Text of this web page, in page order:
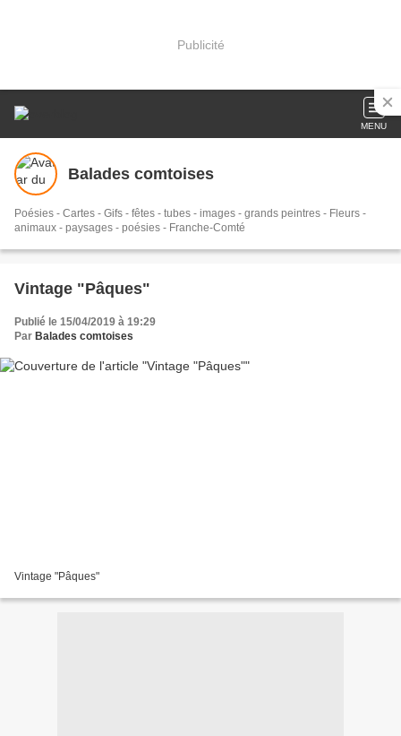
Publicité
MENU
Balades comtoises
Poésies - Cartes - Gifs - fêtes - tubes - images - grands peintres - Fleurs -
animaux - paysages - poésies - Franche-Comté
Vintage "Pâques"
Publié le 15/04/2019 à 19:29
Par Balades comtoises
Vintage "Pâques"